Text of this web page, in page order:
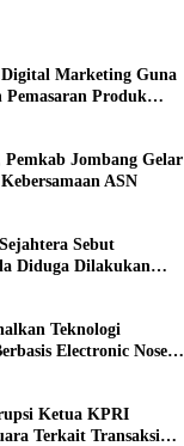
Marketing Guna
Produk
Jombang Gelar
ASN
Sebut
Diduga Dilakukan
Teknologi
Electronic Nose
Ketua KPRI
Terkait Transaksi